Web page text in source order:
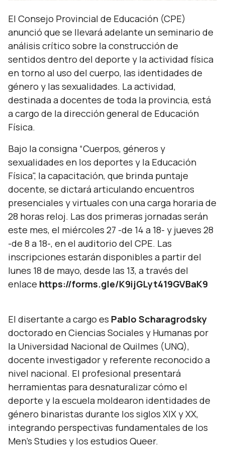
El Consejo Provincial de Educación (CPE)
anunció que se llevará adelante un seminario de
análisis crítico sobre la construcción de
sentidos dentro del deporte y la actividad física
en torno al uso del cuerpo, las identidades de
género y las sexualidades. La actividad,
destinada a docentes de toda la provincia, está
a cargo de la dirección general de Educación
Física.
Bajo la consigna “Cuerpos, géneros y
sexualidades en los deportes y la Educación
Física", la capacitación, que brinda puntaje
docente, se dictará articulando encuentros
presenciales y virtuales con una carga horaria de
28 horas reloj. Las dos primeras jornadas serán
este mes, el miércoles 27 -de 14 a 18- y jueves 28
-de 8 a 18-, en el auditorio del CPE. Las
inscripciones estarán disponibles a partir del
lunes 18 de mayo, desde las 13, a través del
enlace https://forms.gle/K9ijGLyt419GVBaK9
El disertante a cargo es Pablo Scharagrodsky
doctorado en Ciencias Sociales y Humanas por
la Universidad Nacional de Quilmes (UNQ),
docente investigador y referente reconocido a
nivel nacional. El profesional presentará
herramientas para desnaturalizar cómo el
deporte y la escuela moldearon identidades de
género binaristas durante los siglos XIX y XX,
integrando perspectivas fundamentales de los
Men’s Studies y los estudios Queer.